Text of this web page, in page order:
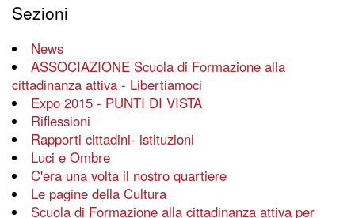
Sezioni
News
ASSOCIAZIONE Scuola di Formazione alla
cittadinanza attiva - Libertiamoci
Expo 2015 - PUNTI DI VISTA
Riflessioni
Rapporti cittadini- istituzioni
Luci e Ombre
C'era una volta il nostro quartiere
Le pagine della Cultura
Scuola di Formazione alla cittadinanza attiva per